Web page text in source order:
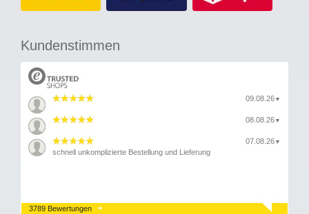
Kundenstimmen
09.08.26 ▼
08.08.26 ▼
07.08.26 ▼
schnell unkomplizierte Bestellung und Lieferung
3789 Bewertungen